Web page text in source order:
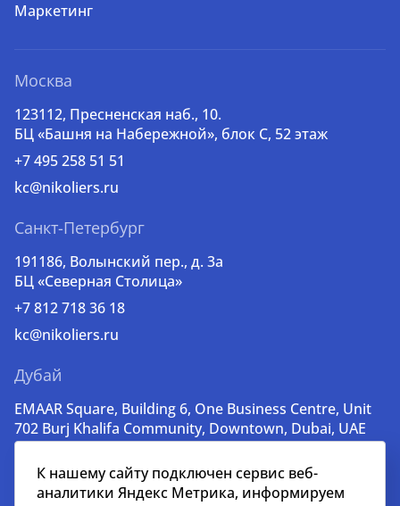
Маркетинг
Москва
123112, Пресненская наб., 10.
БЦ «Башня на Набережной», блок С, 52 этаж
+7 495 258 51 51
kc@nikoliers.ru
Санкт-Петербург
191186, Волынский пер., д. 3a
БЦ «Северная Столица»
+7 812 718 36 18
kc@nikoliers.ru
Дубай
EMAAR Square, Building 6, One Business Centre, Unit
702 Burj Khalifa Community, Downtown, Dubai, UAE
lead@nikoliers-global.com
К нашему сайту подключен сервис веб-
аналитики Яндекс Метрика, информируем